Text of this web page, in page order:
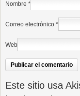
Nombre *
Correo electrónico *
Web
Este sitio usa